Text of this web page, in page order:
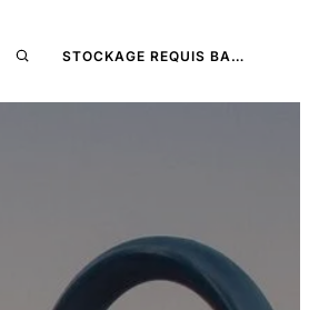
STOCKAGE REQUIS BA…